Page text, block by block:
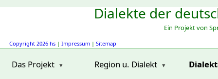
Dialekte der
Ein Projekt von
Copyright 2026 hs | Impressum | Sitemap
Das Projekt Region u. Dialekt